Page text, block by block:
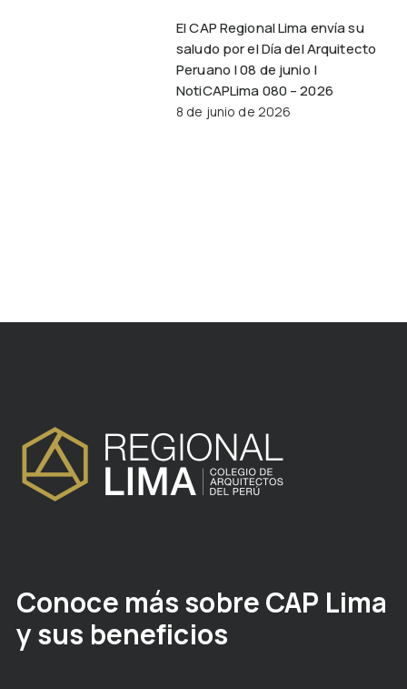
El CAP Regional Lima envía su
saludo por el Día del Arquitecto
Peruano | 08 de junio |
NotiCAPLima 080 – 2026
8 de junio de 2026
Conoce más sobre CAP Lima
y sus beneficios